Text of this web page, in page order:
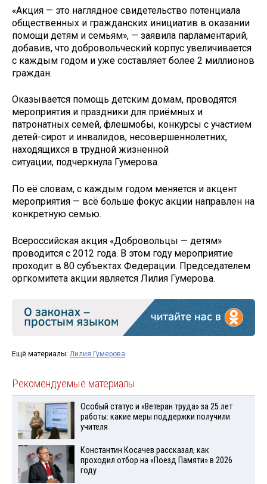
«Акция — это наглядное свидетельство потенциала
общественных и гражданских инициатив в оказании
помощи детям и семьям», — заявила парламентарий,
добавив, что добровольческий корпус увеличивается
с каждым годом и уже составляет более 2 миллионов
граждан.
Оказывается помощь детским домам, проводятся
мероприятия и праздники для приёмных и
патронатных семей, флешмобы, конкурсы с участием
детей-сирот и инвалидов, несовершеннолетних,
находящихся в трудной жизненной
ситуации, подчеркнула Гумерова.
По её словам, с каждым годом меняется и акцент
мероприятия — всё больше фокус акции направлен на
конкретную семью.
Всероссийская акция «Добровольцы — детям»
проводится с 2012 года. В этом году мероприятие
проходит в 80 субъектах Федерации. Председателем
оргкомитета акции является Лилия Гумерова.
Ещё материалы: Лилия Гумерова
Рекомендуемые материалы
Особый статус и «Ветеран труда» за 25 лет
работы: какие меры поддержки получили
учителя
Константин Косачев рассказал, как
проходил отбор на «Поезд Памяти» в 2026
году